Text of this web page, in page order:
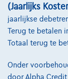
1.6 E-TECH 145
(Jaarlijks
jaarlijkse
Terug te betalen
Totaal terug te
Onder
door Alpha